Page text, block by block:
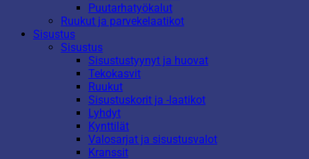
Puutarhatyökalut
Ruukut ja parvekelaatikot
Sisustus
Sisustus
Sisustustyynyt ja huovat
Tekokasvit
Ruukut
Sisustuskorit ja -laatikot
Lyhdyt
Kynttilät
Valosarjat ja sisustusvalot
Kranssit